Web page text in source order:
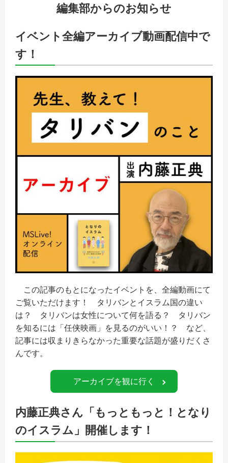
編集部からのお知らせ
イベント全編アーカイブ動画配信中で
す！
この記事のもとになったイベントを、全編動画にて
ご覧いただけます！ タリバンとイスラム国の違い
は？ タリバンは女性について何を語る？ タリバン
を知るには「任侠映画」を見るのがいい！？ など、
記事には収まりきらなかった重要な話題が盛りだくさ
んです。
アーカイブを観に行く
内藤正典さん「もっともっと！となり
のイスラム」開催します！